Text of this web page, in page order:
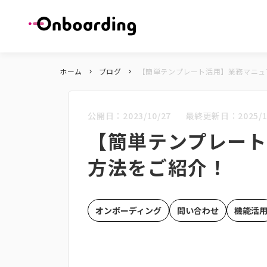
ホーム keyboard_arrow_right ブログ keyboard_arrow_right 【簡単テンプレート活用】業務マニ
公開日： 2023/10/27 最終更新日： 2025/
【簡単テンプレー
方法をご紹介！
オンボーディング 問い合わせ 機能活用